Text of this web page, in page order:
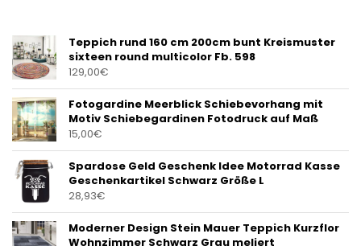
Teppich rund 160 cm 200cm bunt Kreismuster
sixteen round multicolor Fb. 598
129,00€
Fotogardine Meerblick Schiebevorhang mit
Motiv Schiebegardinen Fotodruck auf Maß
15,00€
Spardose Geld Geschenk Idee Motorrad Kasse
Geschenkartikel Schwarz Größe L
28,93€
Moderner Design Stein Mauer Teppich Kurzflor
Wohnzimmer Schwarz Grau meliert